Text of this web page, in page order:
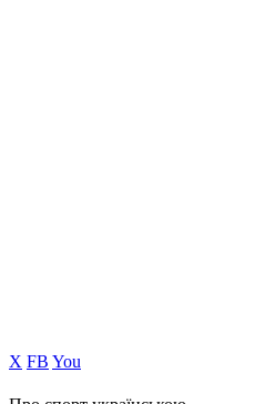
Х FB You